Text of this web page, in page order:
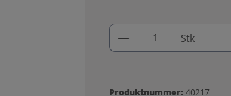
Produkt Anzahl:
Stk
Produktnummer: 40217